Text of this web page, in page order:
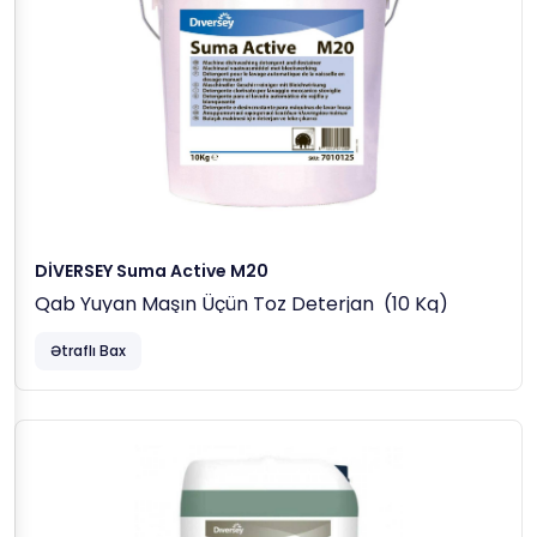
İsti, Təmiz Su Ilə Yaxalanır Və Qurumağa Buraxılır.
İzgara Aspiratorunun Təmizliyi:
Izgara Sökülərək Hissələrə Ayrılır.
1 Litr Isti Suya 50–100 Ml Suma Grill D9
10% Konsentrasiya) Əlavə Edilərək Hazırlanan
Məhlula Bütün Hissələr Batırılır.
DİVERSEY Suma Active M20
Qab Yuyan Maşın Üçün Toz Deterjan (10 Kq)
Ətraflı Bax